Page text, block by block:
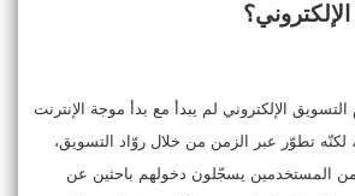
التسويق الإلكتروني لم يبدأ مع بدأ موجة الإنترنت
لكنّه تطوّر عبر الزمن من خلال روّاد التسويق،
من المستخدمين يسجّلون دخولهم باحثين عن